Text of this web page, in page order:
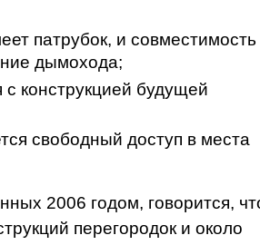
патрубок, и совместимость
дымохода;
конструкцией будущей
свободный доступ в места
2006 годом, говорится,
перегородок и около